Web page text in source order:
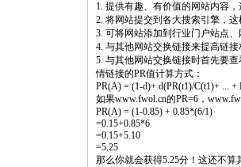
1. 提供有趣、有价值的网站内容
2. 将网站提交到各大搜索引擎，
3. 可将网站添加到行业门户站点
4. 与其他网站交换链接来提高链接
5. 与其他网站交换链接时首先要
情链接的PR值计算方式：
PR(A) = (1-d)+ d(PR(t1)/C(t1)+ ... +
如果www.fwol.cn的PR=6，
PR(A) = (1-0.85) + 0.85*(6/1)
=0.15+0.85*6
=0.15+5.10
=5.25
那么你就会获得5.25分！这还不算